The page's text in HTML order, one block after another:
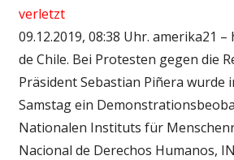
verletzt
09.12.2019, 08:38 Uhr. amerika21
de Chile. Bei Protesten gegen die
Präsident Sebastian Piñera wurde
Samstag ein
Nationalen Instituts für
Nacional de Derechos Humanos,